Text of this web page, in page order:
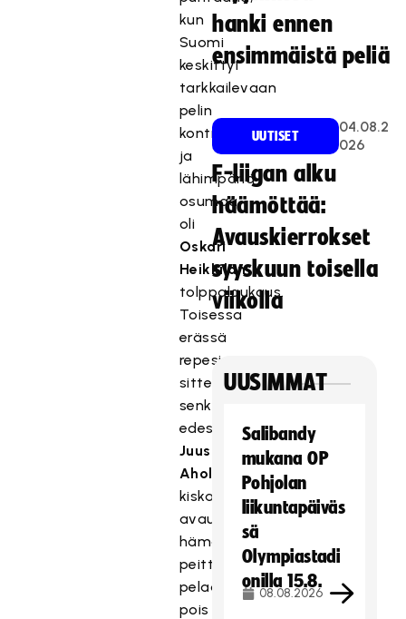
kun
Suomi
keskittyi
tarkkailevaan
pelin
kontrollointiin
ja
lähimpänä
osumaa
oli
Oskari
Heikkilän
tolppalaukaus.
Toisessa
erässä
repesi
sitten
senkin
edestä.
Juuso
Ahola
kiskaisi
avausmaalin
hämättyään
peittävän
pelaajan
pois
hanki ennen
ensimmäistä peliä
UUTISET
04.08.2
026
F-liigan alku
häämöttää:
Avauskierrokset
syyskuun toisella
viikolla
UUSIMMAT
Salibandy
mukana OP
Pohjolan
liikuntapäiväs
sä
Olympiastadi
onilla 15.8.
08.08.2026